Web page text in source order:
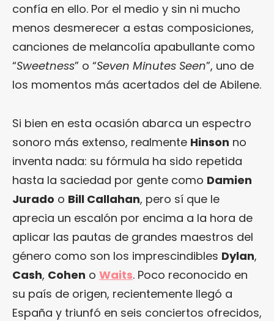
confía en ello. Por el medio y sin ni mucho
menos desmerecer a estas composiciones,
canciones de melancolía apabullante como
“Sweetness” o “Seven Minutes Seen”, uno de
los momentos más acertados del de Abilene.
Si bien en esta ocasión abarca un espectro
sonoro más extenso, realmente Hinson no
inventa nada: su fórmula ha sido repetida
hasta la saciedad por gente como Damien
Jurado o Bill Callahan, pero sí que le
aprecia un escalón por encima a la hora de
aplicar las pautas de grandes maestros del
género como son los imprescindibles Dylan,
Cash, Cohen o Waits. Poco reconocido en
su país de origen, recientemente llegó a
España y triunfó en seis conciertos ofrecidos,